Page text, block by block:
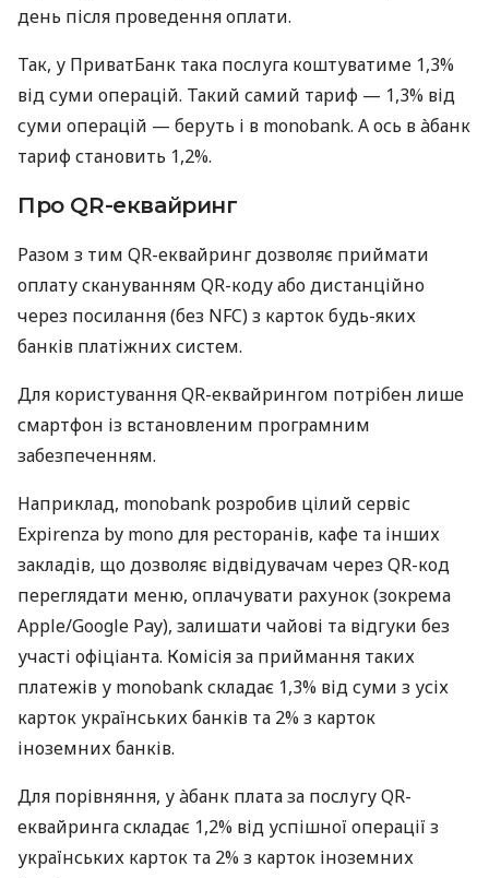
день після проведення оплати.
Так, у ПриватБанк така послуга коштуватиме 1,3%
від суми операцій. Такий самий тариф — 1,3% від
суми операцій — беруть і в monobank. А ось в àбанк
тариф становить 1,2%.
Про QR-еквайринг
Разом з тим QR-еквайринг дозволяє приймати
оплату скануванням QR-коду або дистанційно
через посилання (без NFC) з карток будь-яких
банків платіжних систем.
Для користування QR-еквайрингом потрібен лише
смартфон із встановленим програмним
забезпеченням.
Наприклад, monobank розробив цілий сервіс
Expirenza by mono для ресторанів, кафе та інших
закладів, що дозволяє відвідувачам через QR-код
переглядати меню, оплачувати рахунок (зокрема
Apple/Google Pay), залишати чайові та відгуки без
участі офіціанта. Комісія за приймання таких
платежів у monobank складає 1,3% від суми з усіх
карток українських банків та 2% з карток
іноземних банків.
Для порівняння, у àбанк плата за послугу QR-
еквайринга складає 1,2% від успішної операції з
українських карток та 2% з карток іноземних